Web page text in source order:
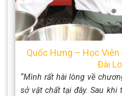
Quốc Hưng – Học Viên
Đài
“Mình rất hài lòng về
sở vật chất tại đây. Sau